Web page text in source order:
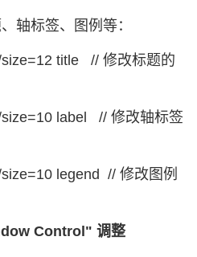
轴标签、图例等：
title // 修改标题的
label // 修改轴标签
legend // 修改图例
Control" 调整